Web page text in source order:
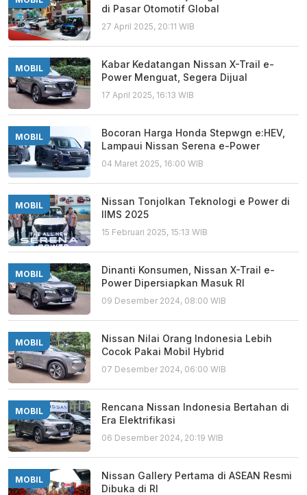
di Pasar Otomotif Global
27 April 2025, 20:11 WIB
MOBIL
Kabar Kedatangan Nissan X-Trail e-
Power Menguat, Segera Dijual
17 April 2025, 16:13 WIB
MOBIL
Bocoran Harga Honda Stepwgn e:HEV,
Lampaui Nissan Serena e-Power
04 Maret 2025, 16:00 WIB
MOBIL
Nissan Tonjolkan Teknologi e Power di
IIMS 2025
15 Februari 2025, 15:13 WIB
MOBIL
Dinanti Konsumen, Nissan X-Trail e-
Power Dipersiapkan Masuk RI
09 Desember 2024, 08:00 WIB
MOBIL
Nissan Nilai Orang Indonesia Lebih
Cocok Pakai Mobil Hybrid
07 Desember 2024, 06:00 WIB
MOBIL
Rencana Nissan Indonesia Bertahan di
Era Elektrifikasi
06 Desember 2024, 20:19 WIB
MOBIL
Nissan Gallery Pertama di ASEAN Resmi
Dibuka di RI